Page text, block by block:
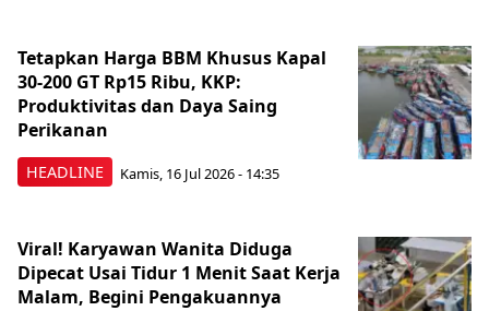
HEADLINE
Tetapkan Harga BBM Khusus Kapal
30-200 GT Rp15 Ribu, KKP:
Produktivitas dan Daya Saing
Perikanan
Kamis, 16 Jul 2026 - 14:35
Viral! Karyawan Wanita Diduga
Dipecat Usai Tidur 1 Menit Saat Kerja
Malam, Begini Pengakuannya